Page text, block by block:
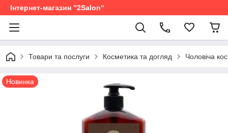
Інтернет-магазин "2Salon"
Товари та послуги Косметика та догляд Чоловіча
Новинка